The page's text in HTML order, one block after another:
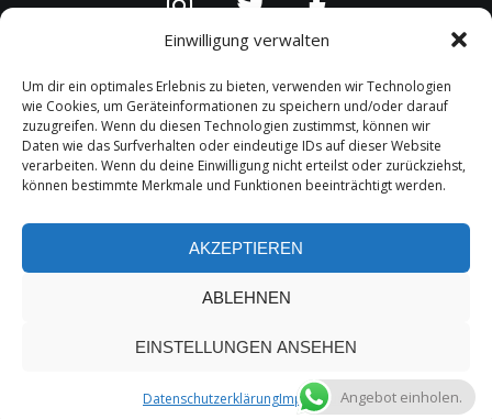
Einwilligung verwalten
Um dir ein optimales Erlebnis zu bieten, verwenden wir Technologien
wie Cookies, um Geräteinformationen zu speichern und/oder darauf
zuzugreifen. Wenn du diesen Technologien zustimmst, können wir
Daten wie das Surfverhalten oder eindeutige IDs auf dieser Website
verarbeiten. Wenn du deine Einwilligung nicht erteilst oder zurückziehst,
können bestimmte Merkmale und Funktionen beeinträchtigt werden.
AKZEPTIEREN
ABLEHNEN
EINSTELLUNGEN ANSEHEN
DatenschutzerklärungImpressum
Rechtliches
MALERBETRIEB POLAT CAYMAZERAngebot einholen.